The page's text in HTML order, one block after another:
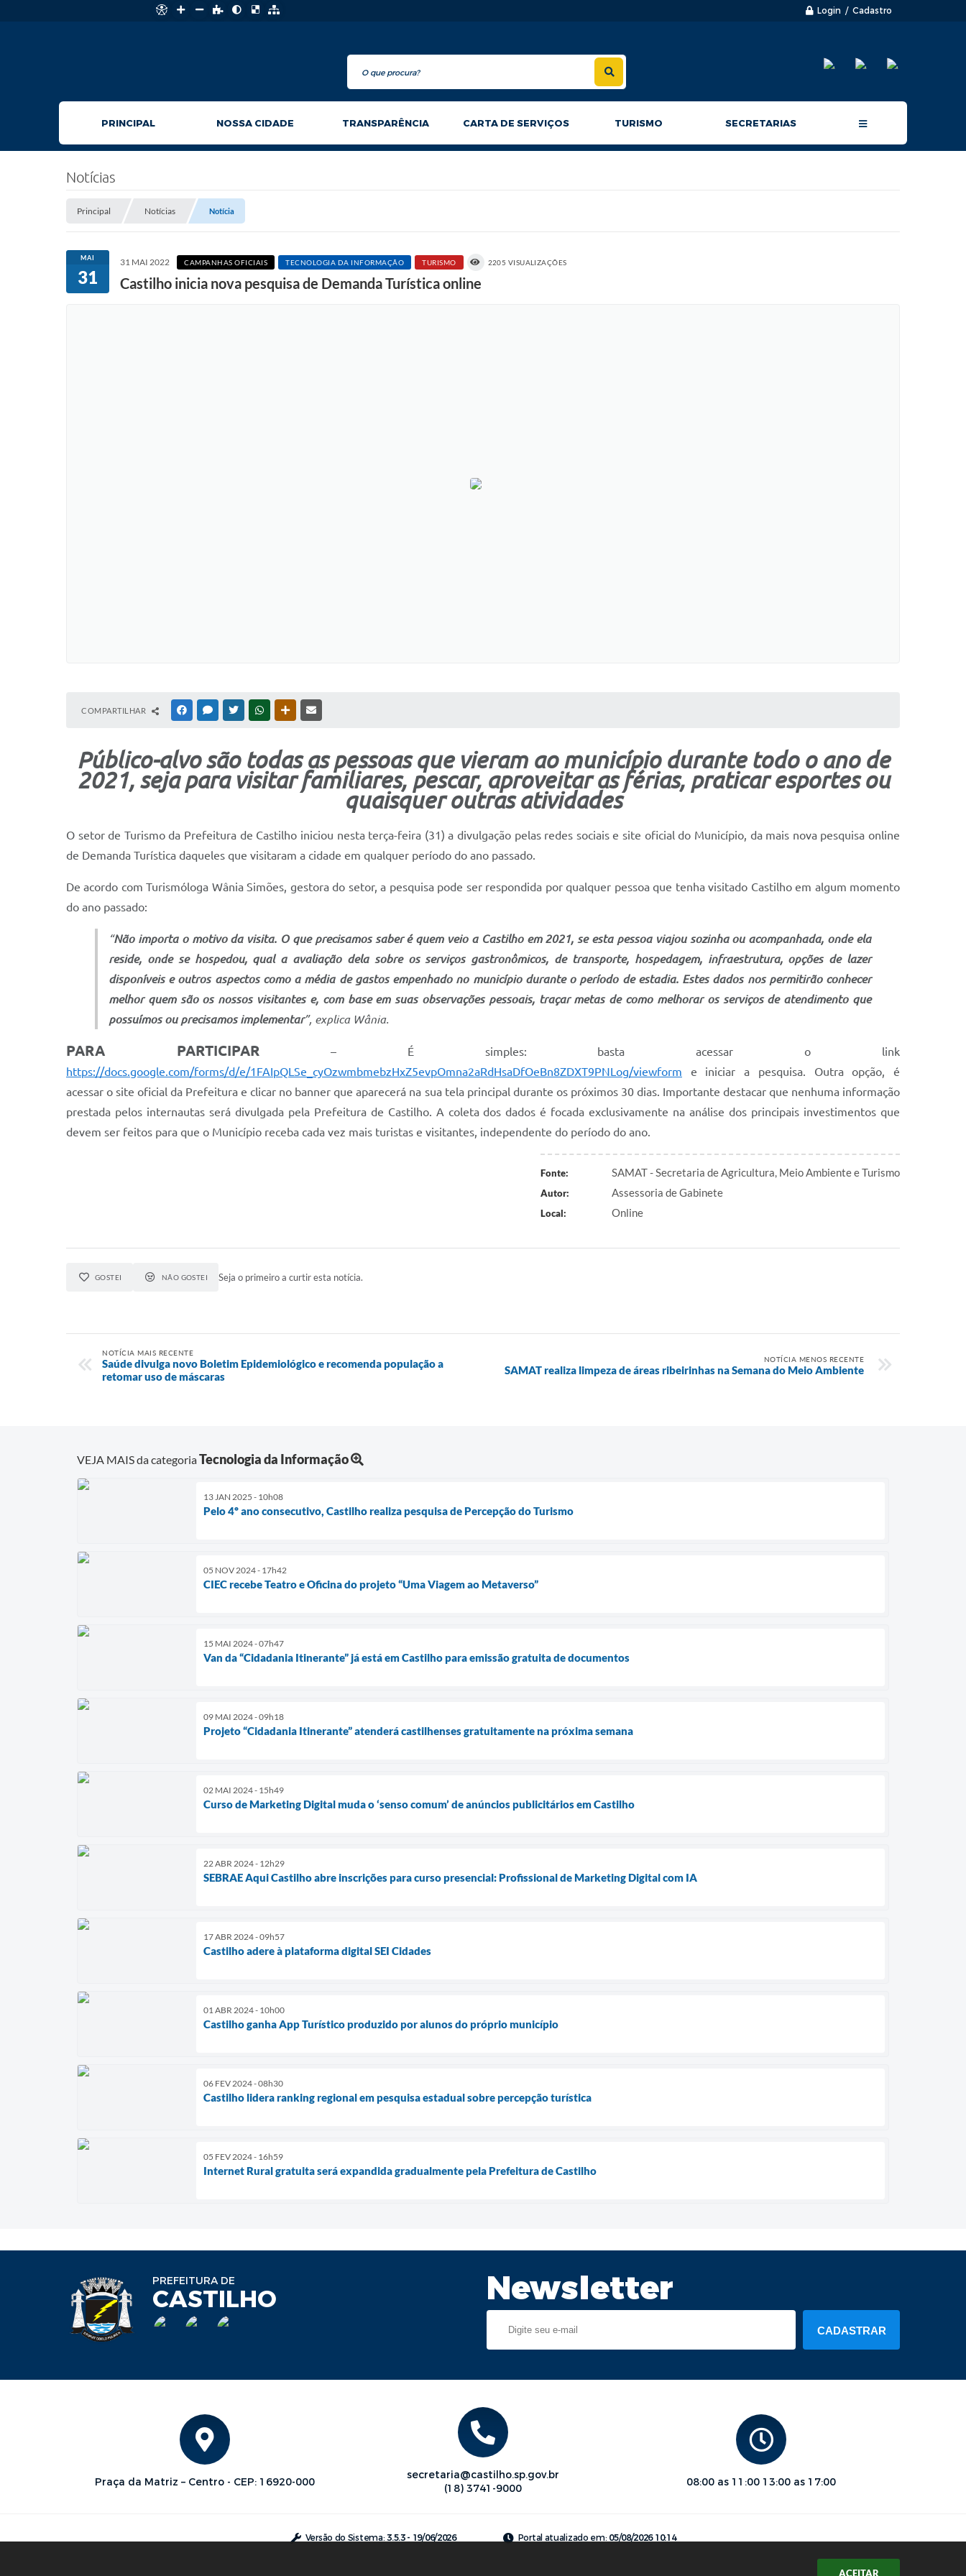
ACEITAR
Login / Cadastro
PRINCIPAL NOSSA CIDADE TRANSPARÊNCIA CARTA DE SERVIÇOS TURISMO SECRETARIAS
Notícias
Principal Notícias Notícia
MAI
31
31 MAI 2022 CAMPANHAS OFICIAIS TECNOLOGIA DA INFORMAÇÃO TURISMO 2205 VISUALIZAÇÕES
Castilho inicia nova pesquisa de Demanda Turística online
COMPARTILHAR FACEBOOKMESSENGER
TWITTERWHATSAPPOUTRAS MÍDIAS
Público-alvo são todas as pessoas que vieram ao município durante todo o ano de
2021, seja para visitar familiares, pescar, aproveitar as férias, praticar esportes ou
quaisquer outras atividades
O setor de Turismo da Prefeitura de Castilho iniciou nesta terça-feira (31) a divulgação pelas redes sociais e site oficial do Município, da mais nova pesquisa online
de Demanda Turística daqueles que visitaram a cidade em qualquer período do ano passado.
De acordo com Turismóloga Wânia Simões, gestora do setor, a pesquisa pode ser respondida por qualquer pessoa que tenha visitado Castilho em algum momento
do ano passado:
“Não importa o motivo da visita. O que precisamos saber é quem veio a Castilho em 2021, se esta pessoa viajou sozinha ou acompanhada, onde ela
reside, onde se hospedou, qual a avaliação dela sobre os serviços gastronômicos, de transporte, hospedagem, infraestrutura, opções de lazer
disponíveis e outros aspectos como a média de gastos empenhado no município durante o período de estadia. Estes dados nos permitirão conhecer
melhor quem são os nossos visitantes e, com base em suas observações pessoais, traçar metas de como melhorar os serviços de atendimento que
possuímos ou precisamos implementar”, explica Wânia.
PARA PARTICIPAR– É simples: basta acessar o link
https://docs.google.com/forms/d/e/1FAIpQLSe_cyOzwmbmebzHxZ5evpOmna2aRdHsaDfOeBn8ZDXT9PNLog/viewform e iniciar a pesquisa. Outra opção, é
acessar o site oficial da Prefeitura e clicar no banner que aparecerá na sua tela principal durante os próximos 30 dias. Importante destacar que nenhuma informação
prestada pelos internautas será divulgada pela Prefeitura de Castilho. A coleta dos dados é focada exclusivamente na análise dos principais investimentos que
devem ser feitos para que o Município receba cada vez mais turistas e visitantes, independente do período do ano.
Fonte: SAMAT - Secretaria de Agricultura, Meio Ambiente e Turismo
Autor: Assessoria de Gabinete
Local: Online
GOSTEI NÃO GOSTEI Seja o primeiro a curtir esta notícia.
NOTÍCIA MAIS RECENTE
Saúde divulga novo Boletim Epidemiológico e recomenda população a
retomar uso de máscaras
NOTÍCIA MENOS RECENTE
SAMAT realiza limpeza de áreas ribeirinhas na Semana do Meio Ambiente
VEJA MAIS da categoriaTecnologia da Informação
13 JAN 2025 - 10h08
Pelo 4º ano consecutivo, Castilho realiza pesquisa de Percepção do Turismo
05 NOV 2024 - 17h42
CIEC recebe Teatro e Oficina do projeto “Uma Viagem ao Metaverso”
15 MAI 2024 - 07h47
Van da “Cidadania Itinerante” já está em Castilho para emissão gratuita de documentos
09 MAI 2024 - 09h18
Projeto “Cidadania Itinerante” atenderá castilhenses gratuitamente na próxima semana
02 MAI 2024 - 15h49
Curso de Marketing Digital muda o ‘senso comum’ de anúncios publicitários em Castilho
22 ABR 2024 - 12h29
SEBRAE Aqui Castilho abre inscrições para curso presencial: Profissional de Marketing Digital com IA
17 ABR 2024 - 09h57
Castilho adere à plataforma digital SEI Cidades
01 ABR 2024 - 10h00
Castilho ganha App Turístico produzido por alunos do próprio município
06 FEV 2024 - 08h30
Castilho lidera ranking regional em pesquisa estadual sobre percepção turística
05 FEV 2024 - 16h59
Internet Rural gratuita será expandida gradualmente pela Prefeitura de Castilho
PREFEITURA DE
CASTILHO Newsletter
CADASTRAR
Praça da Matriz – Centro - CEP: 16920-000
secretaria@castilho.sp.gov.br
(18) 3741-9000
08:00 as 11:00 13:00 as 17:00
Versão do Sistema:3.5.3 - 19/06/2026 Portal atualizado em: 05/08/2026 10:14